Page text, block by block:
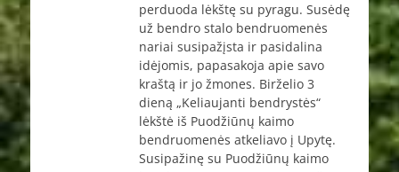
perduoda lėkštę su pyragu. Susėdę
už bendro stalo bendruomenės
nariai susipažįsta ir pasidalina
idėjomis, papasakoja apie savo
kraštą ir jo žmones. Birželio 3
dieną „Keliaujanti bendrystės“
lėkštė iš Puodžiūnų kaimo
bendruomenės atkeliavo į Upytę.
Susipažinę su Puodžiūnų kaimo